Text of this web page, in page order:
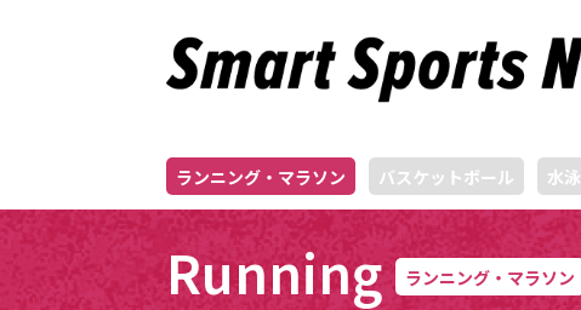
ランニング・マラソン バスケットボール 水泳
Running ランニング・マラソン